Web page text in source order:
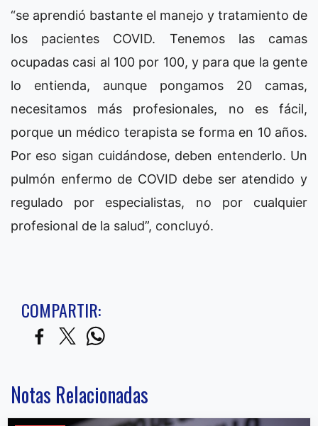
“se aprendió bastante el manejo y tratamiento de
los pacientes COVID. Tenemos las camas
ocupadas casi al 100 por 100, y para que la gente
lo entienda, aunque pongamos 20 camas,
necesitamos más profesionales, no es fácil,
porque un médico terapista se forma en 10 años.
Por eso sigan cuidándose, deben entenderlo. Un
pulmón enfermo de COVID debe ser atendido y
regulado por especialistas, no por cualquier
profesional de la salud”, concluyó.
COMPARTIR:
Notas Relacionadas